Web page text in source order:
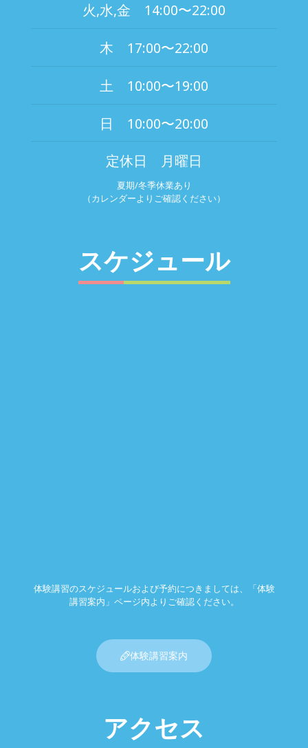
火,水,金 14:00〜22:00
木 17:00〜22:00
土 10:00〜19:00
日 10:00〜20:00
定休日 月曜日
夏期/冬季休業あり
（カレンダーよりご確認ください）
スケジュール
体験講習のスケジュールおよび予約につきましては、「体験
講習案内」ページ内よりご確認ください。
体験講習案内
アクセス